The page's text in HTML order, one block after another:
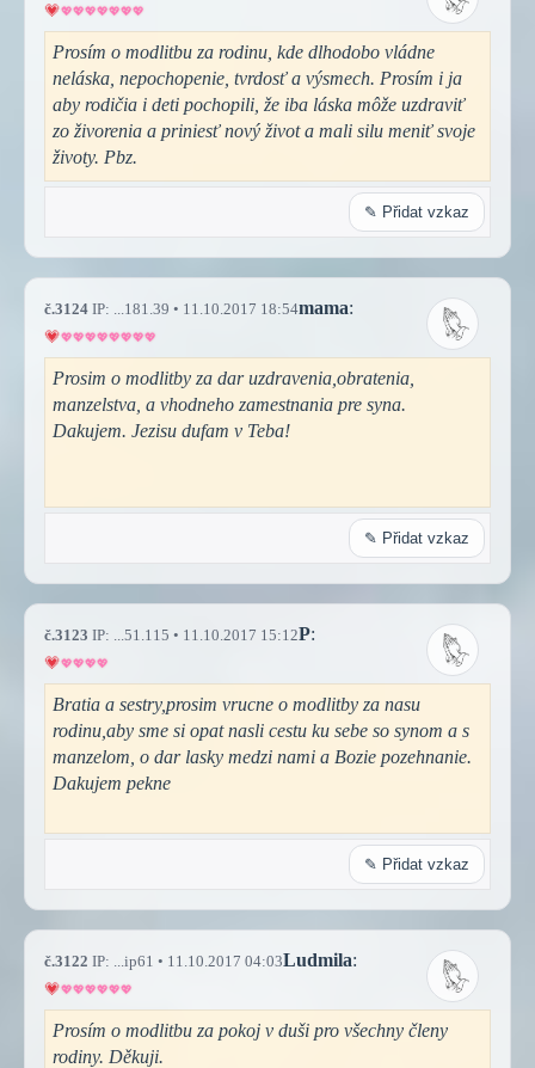
Prosím o modlitbu za rodinu, kde dlhodobo vládne
neláska, nepochopenie, tvrdosť a výsmech. Prosím i ja
aby rodičia i deti pochopili, že iba láska môže uzdraviť
zo živorenia a priniesť nový život a mali silu meniť svoje
životy. Pbz.
✎ Přidat vzkaz
č.3124 IP: ...181.39 • 11.10.2017 18:54mama:
Prosim o modlitby za dar uzdravenia,obratenia,
manzelstva, a vhodneho zamestnania pre syna.
Dakujem. Jezisu dufam v Teba!
✎ Přidat vzkaz
č.3123 IP: ...51.115 • 11.10.2017 15:12P:
Bratia a sestry,prosim vrucne o modlitby za nasu
rodinu,aby sme si opat nasli cestu ku sebe so synom a s
manzelom, o dar lasky medzi nami a Bozie pozehnanie.
Dakujem pekne
✎ Přidat vzkaz
č.3122 IP: ...ip61 • 11.10.2017 04:03Ludmila:
Prosím o modlitbu za pokoj v duši pro všechny členy
rodiny. Děkuji.